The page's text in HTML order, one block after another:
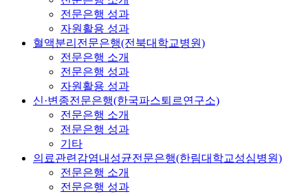
전문은행 성과
자원활용 성과
혈액분리전문은행(전북대학교병원)
전문은행 소개
전문은행 성과
자원활용 성과
신·변종전문은행(한국파스퇴르연구소)
전문은행 소개
전문은행 성과
기타
의료관련감염내성균전문은행(한림대학교성심병원)
전문은행 소개
전문은행 성과